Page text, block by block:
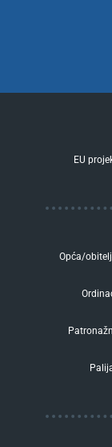
EU
Opća/